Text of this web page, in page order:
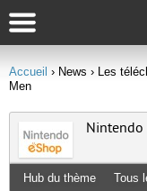
Accueil › News › Les
Men
Nintendo
Hub du thème Tous